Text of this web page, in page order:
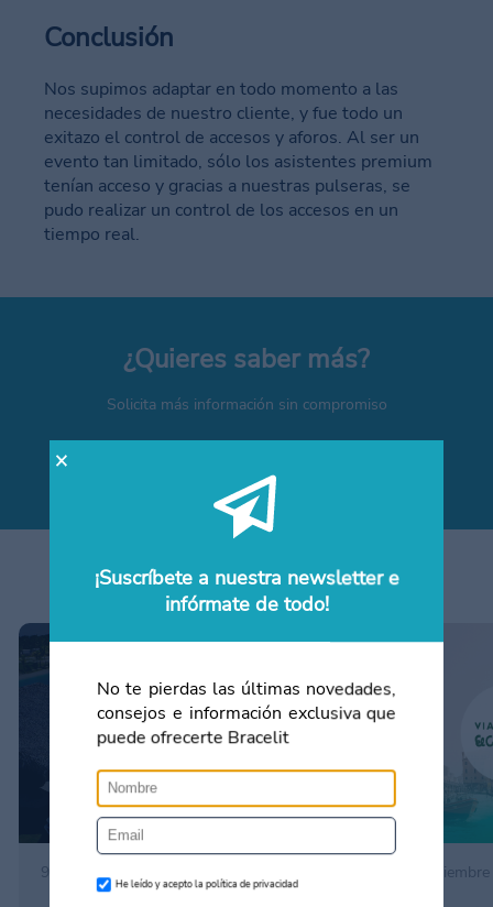
Conclusión
Nos supimos adaptar en todo momento a las
necesidades de nuestro cliente, y fue todo un
exitazo el control de accesos y aforos. Al ser un
evento tan limitado, sólo los asistentes premium
tenían acceso y gracias a nuestras pulseras, se
pudo realizar un control de los accesos en un
tiempo real.
¿Quieres saber más?
Solicita más información sin compromiso
Artículos relacionados
9 de enero 2023
19 de
¡Suscríbete a nuestra newsletter e
infórmate de todo!
No te pierdas las últimas novedades,
consejos e información exclusiva que
puede ofrecerte Bracelit
He leído y acepto la política de privacidad